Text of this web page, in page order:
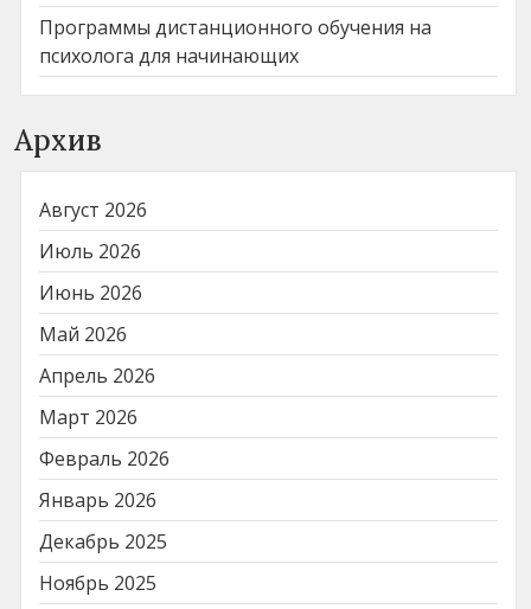
Программы дистанционного обучения на
психолога для начинающих
Архив
Август 2026
Июль 2026
Июнь 2026
Май 2026
Апрель 2026
Март 2026
Февраль 2026
Январь 2026
Декабрь 2025
Ноябрь 2025